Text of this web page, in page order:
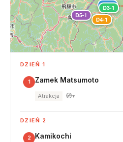
D2-1
D3-1
D4-1
D5-1
DZIEŃ 1
1 Zamek Matsumoto
Atrakcja 🧭▾
DZIEŃ 2
2 Kamikochi